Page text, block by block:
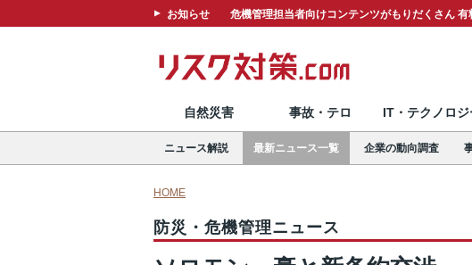
お知らせ 危機管理担当者向けコンテンツがもりだくさん
自然災害 事故・テロ IT・テクノロジ
ニュース解説 最新ニュース一覧 企業の動向調査
HOME
防災・危機管理ニュース